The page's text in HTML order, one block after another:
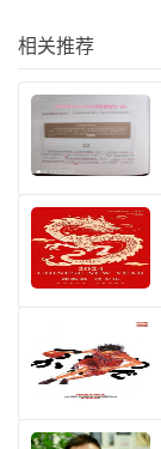
相关推荐